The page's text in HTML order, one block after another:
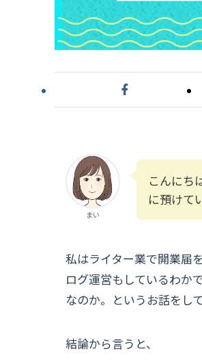
まい
こんにち
に預けて
私はライター業で開業届
ログ運営もしているわか
なのか。というお話をし
結論から言うと、